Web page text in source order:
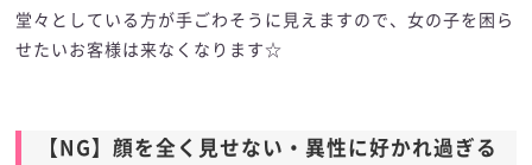
堂々としている方が手ごわそうに見えますので、女の子を困ら
せたいお客様は来なくなります☆
【NG】顔を全く見せない・異性に好かれ過ぎる